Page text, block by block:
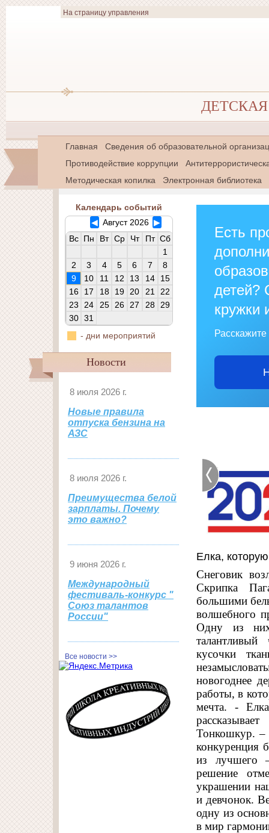
На страницу управления
ДЕТСКАЯ
Главная
Сведения об образовательной
Противодействие коррупции
Методическая копилка
Электронная библиотека
Календарь событий
◀ Август 2026 ▶
Вс Пн Вт Ср Чт Пт Сб
1
2
3 4 5 6 7
8
9
10 11 12 13 14
15
16
17 18 19 20 21
22
23
24 25 26 27 28
29
30 31
- дни мероприятий
Новости
8 июля 2026 г.
Новые правила
отпуска бензина на
АЗС
8 июля 2026 г.
Преимущества белой
зарплаты. Почему
это важно?
9 июня 2026 г.
Международный
фестиваль-конкурс "
Союз талантов
России"
Все новости >>
Есть
детей?
кружки
Елка,
Снеговик
Скрипка
большими
волшебного
Одну из них
кусочки
новогоднее
работы, в
мечта. -
Тонкошкур. –
конкуренция
из лучшего
решение
украшении
и девчонок.
одну из
в мир